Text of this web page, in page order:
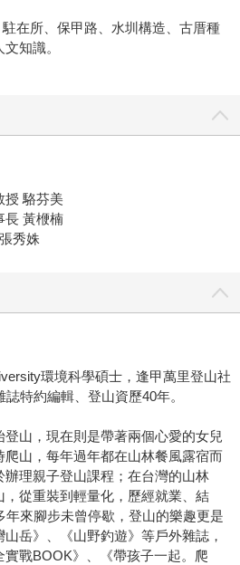
在所、保甲路、水圳構造、古厝種
知識。
授 駱芬美
長 黃楩楠
秀姝
環境科學碩士，逢甲萬里登山社
特約編輯、登山資歷40年。
山，現在則是帶著兩個心愛的女兒
山，每年過年都在山林餐風露宿而
辦理親子登山課程；在台灣的山林
從重裝到輕量化，歷經就業、結
年來腳步未曾停歇，登山的樂趣更是
岳》、《山野釣遊》等戶外雜誌，
戰BOOK》、《帶孩子一起。爬